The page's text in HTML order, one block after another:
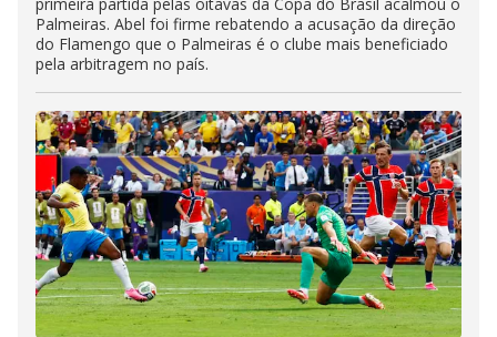
primeira partida pelas oitavas da Copa do Brasil acalmou o
Palmeiras. Abel foi firme rebatendo a acusação da direção
do Flamengo que o Palmeiras é o clube mais beneficiado
pela arbitragem no país.